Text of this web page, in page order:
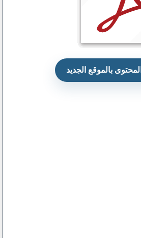
بالموقع الجديد